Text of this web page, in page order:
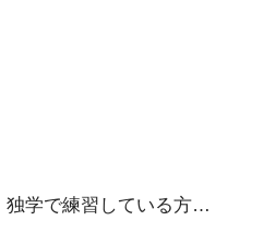
独学で練習している方…